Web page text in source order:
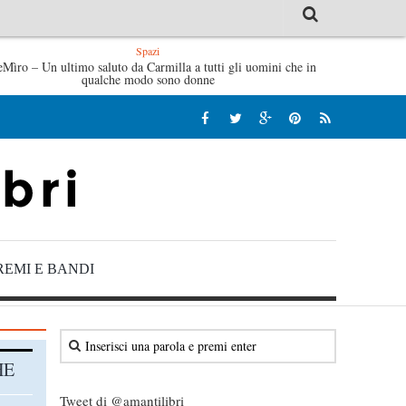
salve di Fabrizio De André – Jan Gaggetta
Spazi
– Un ultimo saluto da Carmilla a tutti gli uomini che in
qualche modo sono donne
E BANDI
Tweet di @amantilibri